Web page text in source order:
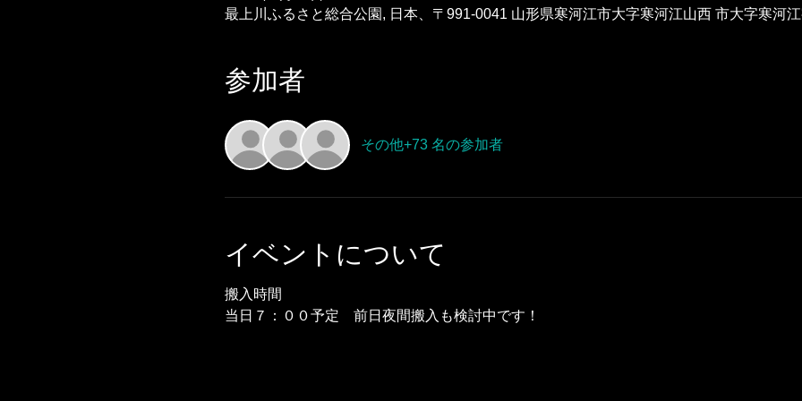
最上川ふるさと総合公園, 日本、〒991-0041 山形県寒河江市大字寒河江山西 市大字寒河
参加者
その他+73 名の参加者
イベントについて
搬入時間
当日７：００予定　前日夜間搬入も検討中です！